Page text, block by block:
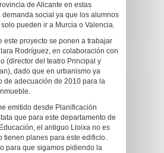
de Alicante en estas
social ya que los alumnos
pueden ir a Murcia o Valencia.
este proyecto se ponen a trabajar
Rodríguez, en colaboración con
(director del teatro Principal y
dado que en urbanismo ya
de adecuación de 2010 para la
emitido desde Planificación
que para este departamento de
el antiguo Lloixa no es
tienen planes para este edificio.
para que sigamos pidiendo la